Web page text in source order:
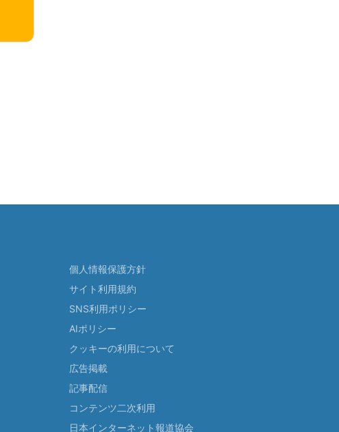
個人情報保護方針
サイト利用規約
SNS利用ポリシー
AIポリシー
クッキーの利用について
広告掲載
記事配信
コンテンツ二次利用
日本インターネット報道協会